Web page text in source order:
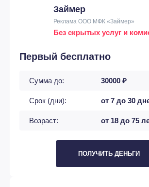
Займер
Реклама ООО МФК «Займер»
Без скрытых услуг и
Первый бесплатно
Сумма до: 30000 ₽
Срок (дни): от 7 до 30
Возраст: от 18 до 75
ПОЛУЧИТЬ ДЕНЬГИ